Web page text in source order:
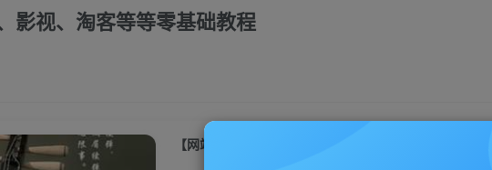
影视、淘客等等零基础教程
【网站搭建】代刷网、影视、淘客等等零基础教程